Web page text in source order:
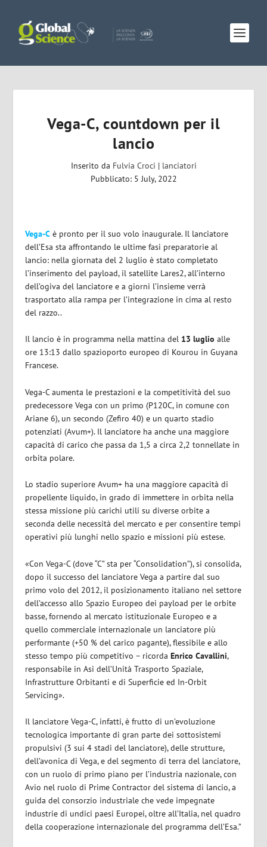
Vega-C, countdown per il
lancio
Inserito da Fulvia Croci | lanciatori
Pubblicato: 5 July, 2022
Vega-C è pronto per il suo volo inaugurale. Il lanciatore
dell’Esa sta affrontando le ultime fasi preparatorie al
lancio: nella giornata del 2 luglio è stato completato
l’inserimento del payload, il satellite Lares2, all’interno
dell’ogiva del lanciatore e a giorni l’insieme verrà
trasportato alla rampa per l’integrazione in cima al resto
del razzo..
Il lancio è in programma nella mattina del 13 luglio alle
ore 13:13 dallo spazioporto europeo di Kourou in Guyana
Francese.
Vega-C aumenta le prestazioni e la competitività del suo
predecessore Vega con un primo (P120C, in comune con
Ariane 6), un secondo (Zefiro 40) e un quarto stadio
potenziati (Avum+). Il lanciatore ha anche una maggiore
capacità di carico che passa da 1,5 a circa 2,2 tonnellate in
orbita polare.
Lo stadio superiore Avum+ ha una maggiore capacità di
propellente liquido, in grado di immettere in orbita nella
stessa missione più carichi utili su diverse orbite a
seconda delle necessità del mercato e per consentire tempi
operativi più lunghi nello spazio e missioni più estese.
«Con Vega-C (dove “C” sta per “Consolidation”), si consolida,
dopo il successo del lanciatore Vega a partire dal suo
primo volo del 2012, il posizionamento italiano nel settore
dell’accesso allo Spazio Europeo dei payload per le orbite
basse, fornendo al mercato istituzionale Europeo e a
quello commerciale internazionale un lanciatore più
performante (+50 % del carico pagante), flessibile e allo
stesso tempo più competitivo – ricorda Enrico Cavallini,
responsabile in Asi dell’Unità Trasporto Spaziale,
Infrastrutture Orbitanti e di Superficie ed In-Orbit
Servicing».
Il lanciatore Vega-C, infatti, è frutto di un’evoluzione
tecnologica importante di gran parte dei sottosistemi
propulsivi (3 sui 4 stadi del lanciatore), delle strutture,
dell’avonica di Vega, e del segmento di terra del lanciatore,
con un ruolo di primo piano per l’industria nazionale, con
Avio nel ruolo di Prime Contractor del sistema di lancio, a
guida del consorzio industriale che vede impegnate
industrie di undici paesi Europei, oltre all’Italia, nel quadro
della cooperazione internazionale del programma dell’Esa.”